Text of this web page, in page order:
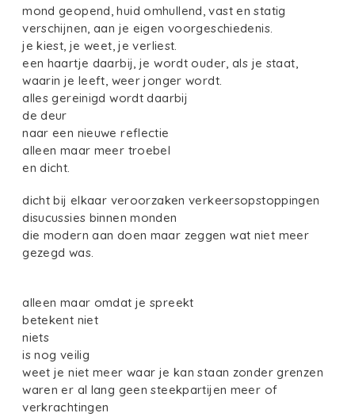
mond geopend, huid omhullend, vast en statig
verschijnen, aan je eigen voorgeschiedenis.
je kiest, je weet, je verliest.
een haartje daarbij, je wordt ouder, als je staat,
waarin je leeft, weer jonger wordt.
alles gereinigd wordt daarbij
de deur
naar een nieuwe reflectie
alleen maar meer troebel
en dicht.
dicht bij elkaar veroorzaken verkeersopstoppingen
disucussies binnen monden
die modern aan doen maar zeggen wat niet meer
gezegd was.
alleen maar omdat je spreekt
betekent niet
niets
is nog veilig
weet je niet meer waar je kan staan zonder grenzen
waren er al lang geen steekpartijen meer of
verkrachtingen